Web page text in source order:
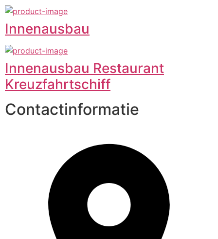
Innenausbau
Innenausbau Restaurant
Kreuzfahrtschiff
Contactinformatie